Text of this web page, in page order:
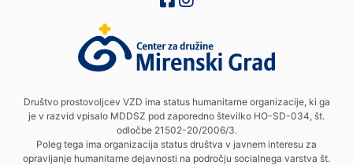
Društvo prostovoljcev VZD ima status humanitarne organizacije, ki ga
je v razvid vpisalo MDDSZ pod zaporedno številko HO-SD-034, št.
odločbe 21502-20/2006/3.
Poleg tega ima organizacija status društva v javnem interesu za
opravljanje humanitarne dejavnosti na področju socialnega varstva št.